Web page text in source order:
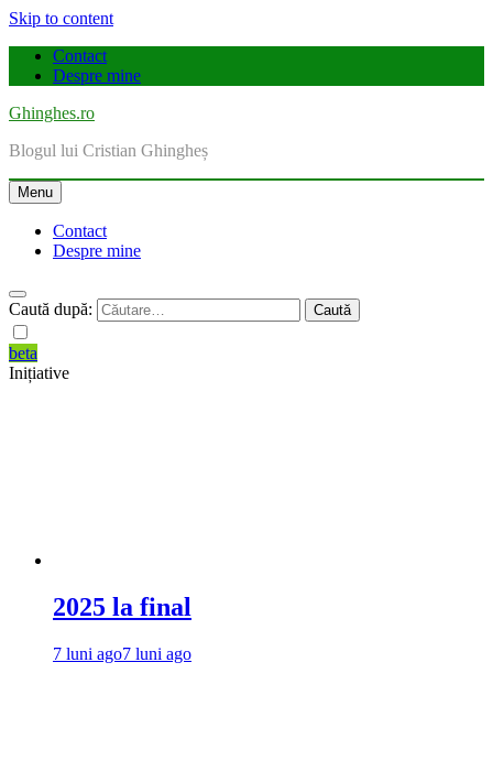
Skip to content
Contact
Despre mine
Ghinghes.ro
Blogul lui Cristian Ghingheș
Menu
Contact
Despre mine
Caută după:
beta
Inițiative
2025 la final
7 luni ago7 luni ago